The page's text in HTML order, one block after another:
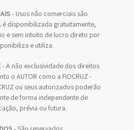
- Usos não comerciais são
é disponibilizada gratuitamente,
e sem intuito de lucro direto por
e utiliza.
- A não exclusividade dos direitos
o AUTOR como a FIOCRUZ -
ou seus autorizados poderão
de forma independente de
prévia ou futura.